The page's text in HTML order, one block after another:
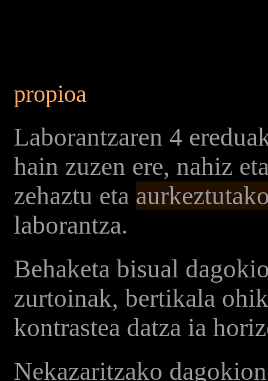
Laborantzaren 4
hain zuzen ere, nahiz
zehaztu eta
laborantza.
Behaketa bisual
zurtoinak, bertikala
kontrastea datza ia
Nekazaritzako